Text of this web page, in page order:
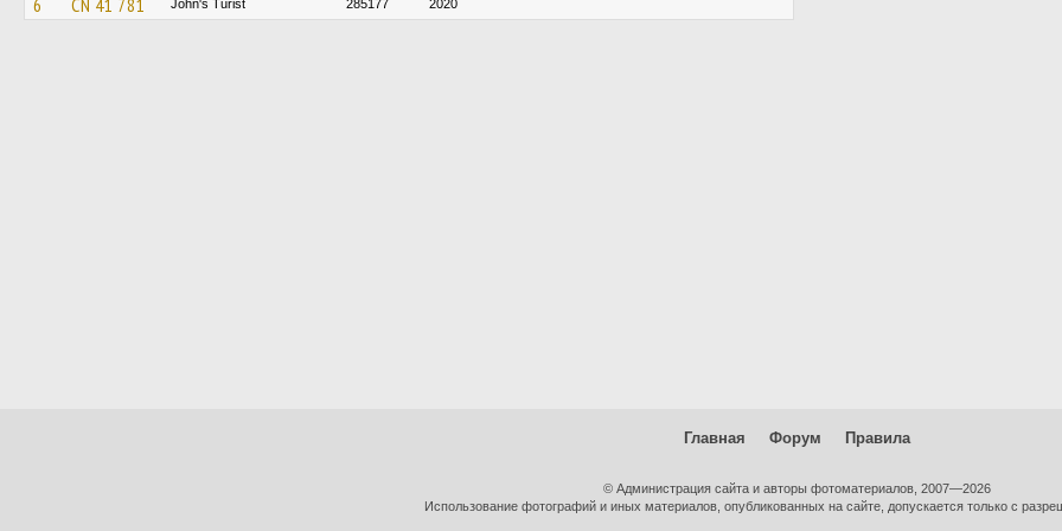
6 CN 41 781 John's Turist 285177 2020
Главная Форум Правила
© Администрация сайта и авторы фотоматериалов, 2007—2026
Использование фотографий и иных материалов, опубликованных на сайте, допускается только с